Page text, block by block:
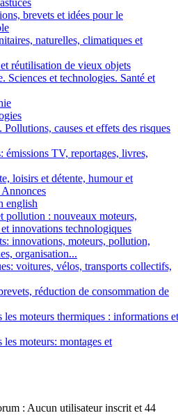
brevets et idées pour le
naturelles, climatiques et
réutilisation de vieux objets
Sciences et technologies. Santé et
Pollutions, causes et effets des risques
émissions TV, reportages, livres,
loisirs et détente, humour et
english
pollution : nouveaux moteurs,
innovations technologiques
innovations, moteurs, pollution,
organisation...
voitures, vélos, transports collectifs,
réduction de consommation de
les moteurs thermiques : informations et
moteurs: montages et
: Aucun utilisateur inscrit et 44